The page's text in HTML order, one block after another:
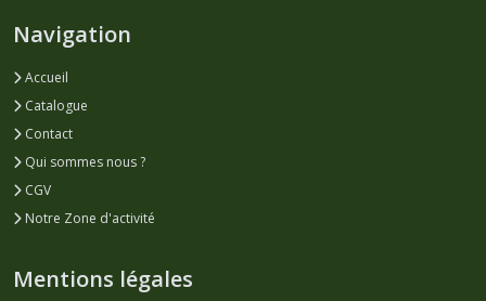
Navigation
Accueil
Catalogue
Contact
Qui sommes nous ?
CGV
Notre Zone d'activité
Mentions légales